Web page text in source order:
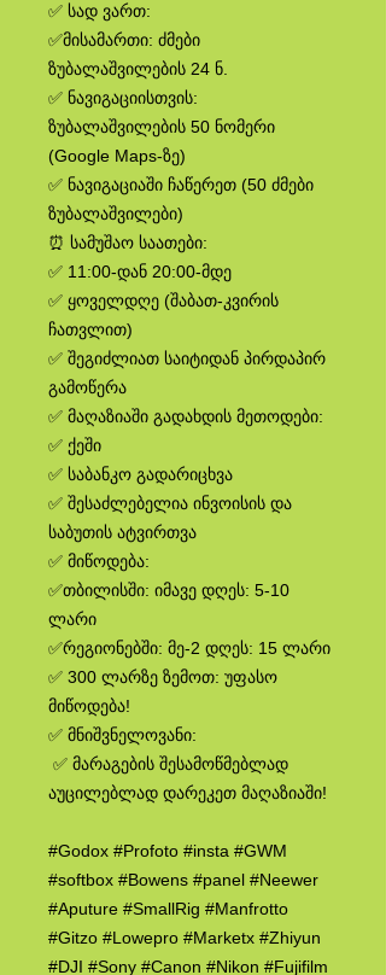
✅ სად ვართ:
✅მისამართი: ძმები
ზუბალაშვილების 24 ნ.
✅ ნავიგაციისთვის:
ზუბალაშვილების 50 ნომერი
(Google Maps-ზე)
✅ ნავიგაციაში ჩაწერეთ (50 ძმები
ზუბალაშვილები)
⏰ სამუშაო საათები:
✅ 11:00-დან 20:00-მდე
✅ ყოველდღე (შაბათ-კვირის
ჩათვლით)
✅ შეგიძლიათ საიტიდან პირდაპირ
გამოწერა
✅ მაღაზიაში გადახდის მეთოდები:
✅ ქეში
✅ საბანკო გადარიცხვა
✅ შესაძლებელია ინვოისის და
საბუთის ატვირთვა
✅ მიწოდება:
✅თბილისში: იმავე დღეს: 5-10
ლარი
✅რეგიონებში: მე-2 დღეს: 15 ლარი
✅ 300 ლარზე ზემოთ: უფასო
მიწოდება!
✅ მნიშვნელოვანი:
✅ მარაგების შესამოწმებლად
აუცილებლად დარეკეთ მაღაზიაში!
#Godox #Profoto #insta #GWM
#softbox #Bowens #panel #Neewer
#Aputure #SmallRig #Manfrotto
#Gitzo #Lowepro #Marketx #Zhiyun
#DJI #Sony #Canon #Nikon #Fujifilm